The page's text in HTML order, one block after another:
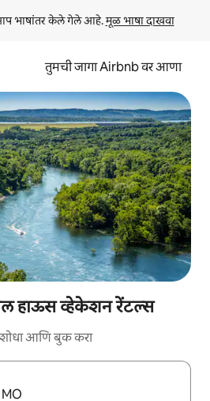
भाषांतर केले गेले आहे. मूळ भाषा दाखवा
तुमची जागा Airbnb वर आणा
हाऊस व्हेकेशन रेंटल्स
शोधा आणि बुक करा
तेव्हा वरच्या आणि खाली बाणांच्या किजसह